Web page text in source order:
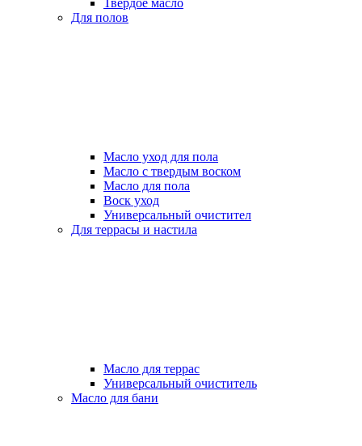
Твердое масло
Для полов
Масло уход для пола
Масло с твердым воском
Масло для пола
Воск уход
Универсальный очистител
Для террасы и настила
Масло для террас
Универсальный очиститель
Масло для бани